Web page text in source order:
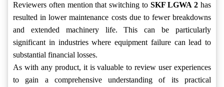
Reviewers often mention that switching to SKF LGWA 2 has
resulted in lower maintenance costs due to fewer breakdowns
and extended machinery life. This can be particularly
significant in industries where equipment failure can lead to
substantial financial losses.
As with any product, it is valuable to review user experiences
to gain a comprehensive understanding of its practical